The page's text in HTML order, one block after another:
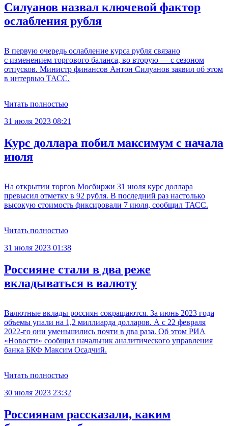
Силуанов назвал ключевой фактор
ослабления рубля
В первую очередь ослабление курса рубля связано
с изменением торгового баланса, во вторую — с сезоном
отпусков. Министр финансов Антон Силуанов заявил об этом
в интервью ТАСС.
Читать полностью
31 июля 2023 08:21
Курс доллара побил максимум с начала
июля
На открытии торгов Мосбиржи 31 июля курс доллара
превысил отметку в 92 рубля. В последний раз настолько
высокую стоимость фиксировали 7 июля, сообщил ТАСС.
Читать полностью
31 июля 2023 01:38
Россияне стали в два реже
вкладываться в валюту
Валютные вклады россиян сокращаются. За июнь 2023 года
объемы упали на 1,2 миллиарда долларов. А с 22 февраля
2022-го они уменьшились почти в два раза. Об этом РИА
«Новости» сообщил начальник аналитического управления
банка БКФ Максим Осадчий.
Читать полностью
30 июля 2023 23:32
Россиянам рассказали, каким